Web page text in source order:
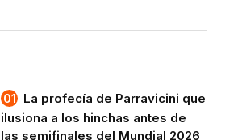
La profecía de Parravicini que
ilusiona a los hinchas antes de
las semifinales del Mundial 2026